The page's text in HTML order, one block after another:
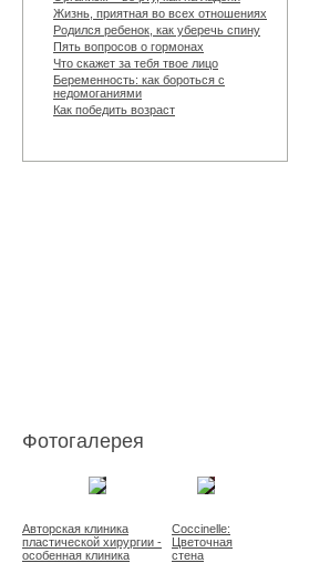
Жизнь, приятная во всех отношениях
Родился ребенок, как уберечь спину
Пять вопросов о гормонах
Что скажет за тебя твое лицо
Беременность: как бороться с
недомоганиями
Как победить возраст
Фотогалерея
Авторская клиника
пластической хирургии -
особенная клиника
Coccinelle:
Цветочная
стена